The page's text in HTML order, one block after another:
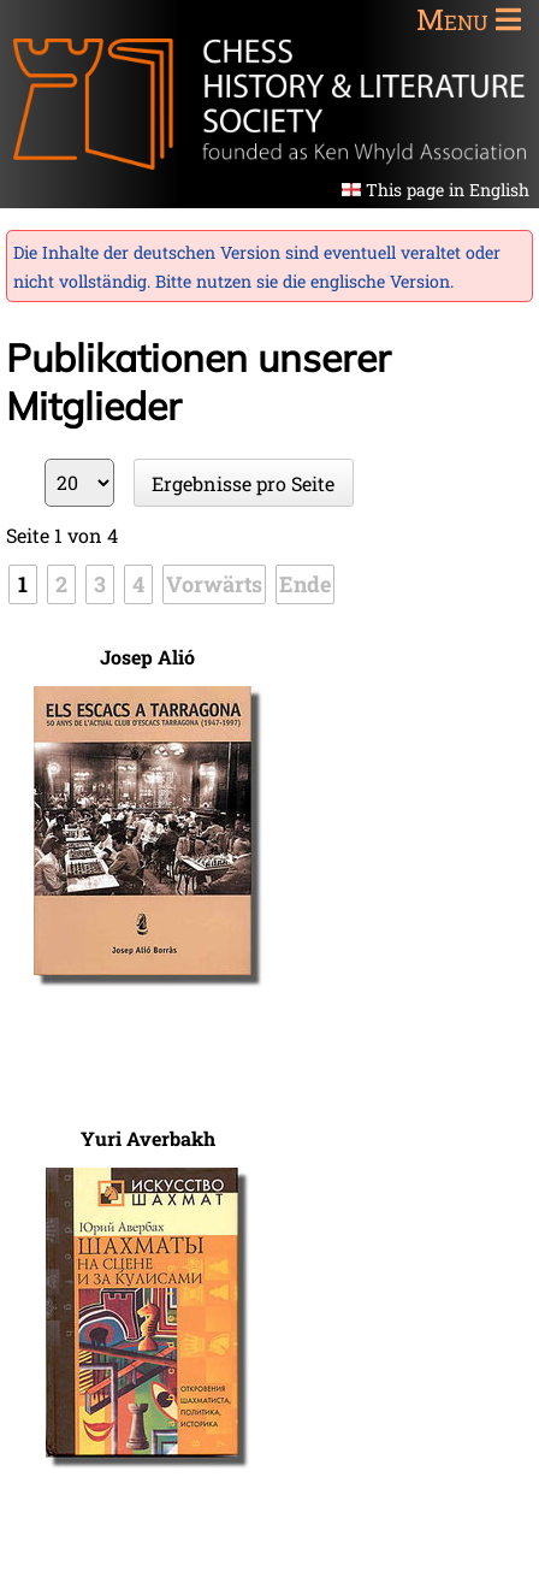
Menu
This page in English
Die Inhalte der deutschen Version sind eventuell veraltet oder
nicht vollständig. Bitte nutzen sie die englische Version.
Publikationen unserer
Mitglieder
Ergebnisse
pro
Ergebnisse pro Seite
Seite 1 von 4
1 2 3 4 Vorwärts Ende
Josep Alió
Yuri Averbakh